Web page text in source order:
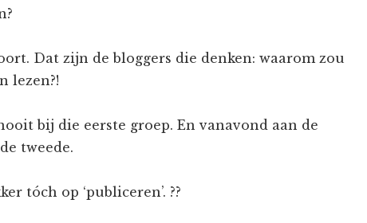
Dat zijn de bloggers die denken: waarom zou
lezen?!
bij die eerste groep. En vanavond aan de
tweede.
tóch op ‘publiceren’. ??